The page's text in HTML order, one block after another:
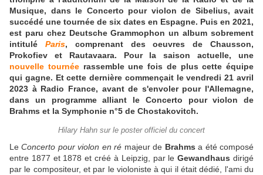
Musique, dans le Concerto pour violon de Sibelius, avait
succédé une tournée de six dates en Espagne. Puis en 2021,
est paru chez Deutsche Grammophon un album sobrement
intitulé Paris, comprenant des oeuvres de Chausson,
Prokofiev et Rautavaara. Pour la saison actuelle, une
nouvelle tournéerassemble une fois de plus cette équipe
qui gagne. Et cette dernière commençait le vendredi 21 avril
2023 à Radio France, avant de s'envoler pour l'Allemagne,
dans un programme alliant le Concerto pour violon de
Brahms et la Symphonie n°5 de Chostakovitch.
Hilary Hahn sur le poster officiel du concert
LeConcerto pour violon en ré majeur de Brahms a été composé
entre 1877 et 1878 et créé à Leipzig, par leGewandhaus dirigé
par le compositeur, et par le violoniste à qui il était dédié, l'ami du